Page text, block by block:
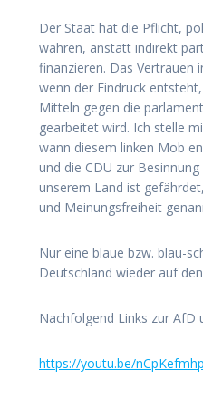
Der Staat hat die Pflicht,
wahren, anstatt indirekt
finanzieren. Das Vertrauen
wenn der Eindruck
Mitteln gegen die
gearbeitet wird. Ich stelle
wann diesem linken Mob
und die CDU zur
unserem Land ist
und Meinungsfreiheit
Nur eine blaue bzw. blau-
Deutschland wieder auf
Nachfolgend Links zur AfD
https://youtu.be/